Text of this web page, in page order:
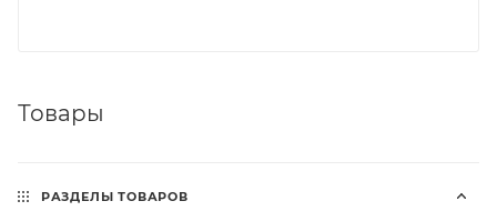
Товары
РАЗДЕЛЫ ТОВАРОВ